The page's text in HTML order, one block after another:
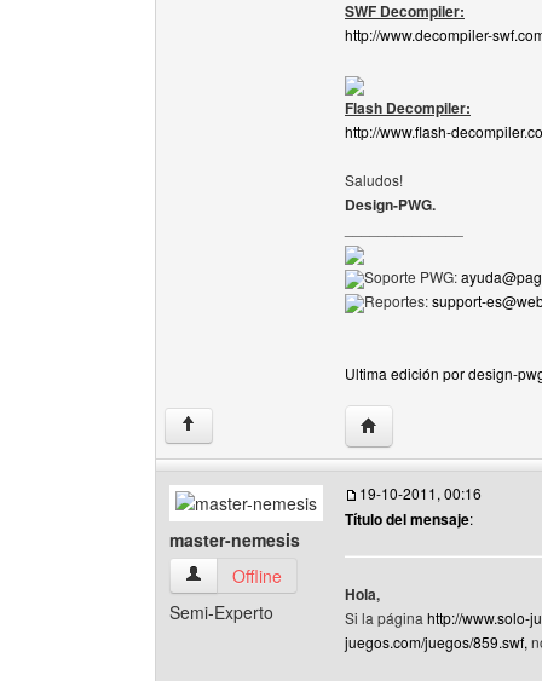
SWF Decompiler:
http://www.decompiler-
Flash Decompiler:
http://www.flash-
Saludos!
Design-PWG.
Soporte PWG:
Reportes:support-
Ultima edición por design-
↑ Visitar sitio web del
master-nemesis
master-nemesis Ver perfil del usuario
Offline
Semi-Experto
19-10-2011, 00:16
Título del mensaje:
Hola,
Si la página http://www.solo-
juegos.com/juegos/859.swf,